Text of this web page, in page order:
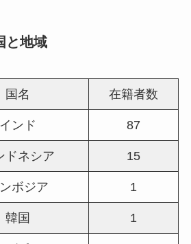
と地域
国名 在籍者数
インド 87
ドネシア 15
ボジア 1
韓国 1